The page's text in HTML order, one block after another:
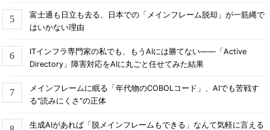
富士通も日立も去る、日本での「メインフレーム脱却」が一筋縄で
はいかない理由
ITインフラ専門家の私でも、もうAIには勝てない――「Active
Directory」障害対応をAIに丸ごと任せてみた結果
メインフレームに眠る「年代物のCOBOLコード」、AIでも苦戦す
る"読みにくさ"の正体
生成AIがあれば「脱メインフレームもできる」なんて気軽に言える